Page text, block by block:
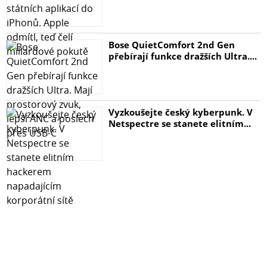
18 dB
šumové číslo
6 ± 1 dB
max. výstupní úroveň (DIN45004B)
113/99 dBµV (OUT1/OUT2)
max. výstupní úroveň (IMD3 -66 dB)
110/96 dBµV (OUT1/OUT2)
max. výstupní úroveň (IMD2 -60 dB)
100/85 dBµV (OUT1/OUT2)
max. výstupní úroveň (CTB -60 dB)
97/83 dBµV (OUT1/OUT2)
max. výstupní úroveň (CSO -60 dB)
95/80 dBµV (OUT1/OUT2)
potlačení mezi vstupy/výstupy
Bose QuietComfort 2nd Gen
přebírají funkce dražších Ultra....
Vyzkoušejte český kyberpunk. V
Netspectre se stanete elitním...